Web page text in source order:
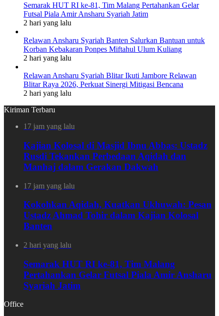
Semarak HUT RI ke-81, Tim Malang Pertahankan Gelar
Futsal Piala Amir Ansharu Syariah Jatim
2 hari yang lalu
Relawan Ansharu Syariah Banten Salurkan Bantuan untuk
Korban Kebakaran Ponpes Miftahul Ulum Kuliang
2 hari yang lalu
Relawan Ansharu Syariah Blitar Ikuti Jambore Relawan
Blitar Raya 2026, Perkuat Sinergi Mitigasi Bencana
2 hari yang lalu
Kiriman Terbaru
17 jam yang lalu
Kajian Kolosal di Masjid Ibnu Abbas: Ustadz
Rusdi Tekankan Perbedaan Aqidah dan
Manhaj dalam Gerakan Dakwah
17 jam yang lalu
Kokohkan Aqidah, Kuatkan Ukhuwah: Pesan
Ustadz Ahmad Tohir dalam Kajian Kolosal
Banten
2 hari yang lalu
Semarak HUT RI ke-81, Tim Malang
Pertahankan Gelar Futsal Piala Amir Ansharu
Syariah Jatim
Office